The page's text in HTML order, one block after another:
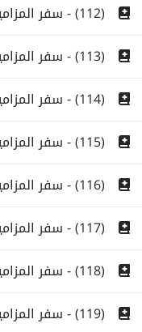
(112) - سفر المزامير الاصحاح المئة والثانى عشر
(113) - سفر المزامير الاصحاح المئة والثالث عشر
(114) - سفر المزامير الاصحاح المئة والرابع عشر
(115) - سفر المزامير الاصحاح المئة والخامس عشر
(116) - سفر المزامير الاصحاح المئة والسادس عشر
(117) - سفر المزامير الاصحاح المئة والسابع عشر
(118) - سفر المزامير الاصحاح المئة والثامن عشر
(119) - سفر المزامير الاصحاح المئة والتاسع عشر